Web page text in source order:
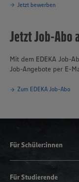
Jetzt bewerben
Jetzt Job-Abo
Mit dem EDEKA Job-
Job-Angebote per E-
Zum EDEKA Job-Abo
Für Schüler:innen
Für Studierende